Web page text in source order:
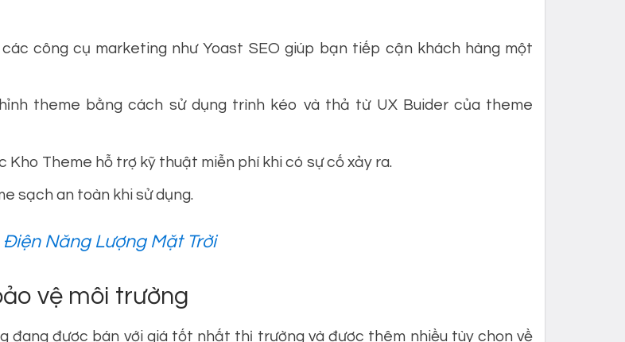
công cụ marketing như Yoast SEO giúp bạn tiếp cận khách hàng một
theme bằng cách sử dụng trình kéo và thả từ UX Buider của theme
Kho Theme hỗ trợ kỹ thuật miễn phí khi có sự cố xảy ra.
sạch an toàn khi sử dụng.
Năng Lượng Mặt Trời
vệ môi trường
đang được bán với giá tốt nhất thị trường và được thêm nhiều tùy chọn về